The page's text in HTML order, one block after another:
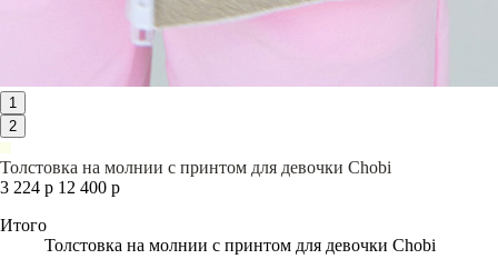
1
2
Толстовка на молнии с принтом для девочки Chobi
3 224 р 12 400 р
Итого
Толстовка на молнии с принтом для девочки Chobi